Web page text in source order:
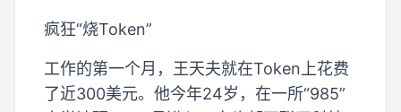
疯狂“烧Token”
工作的第一个月，王天夫就在Token上花费
了近300美元。他今年24岁，在一所“985”